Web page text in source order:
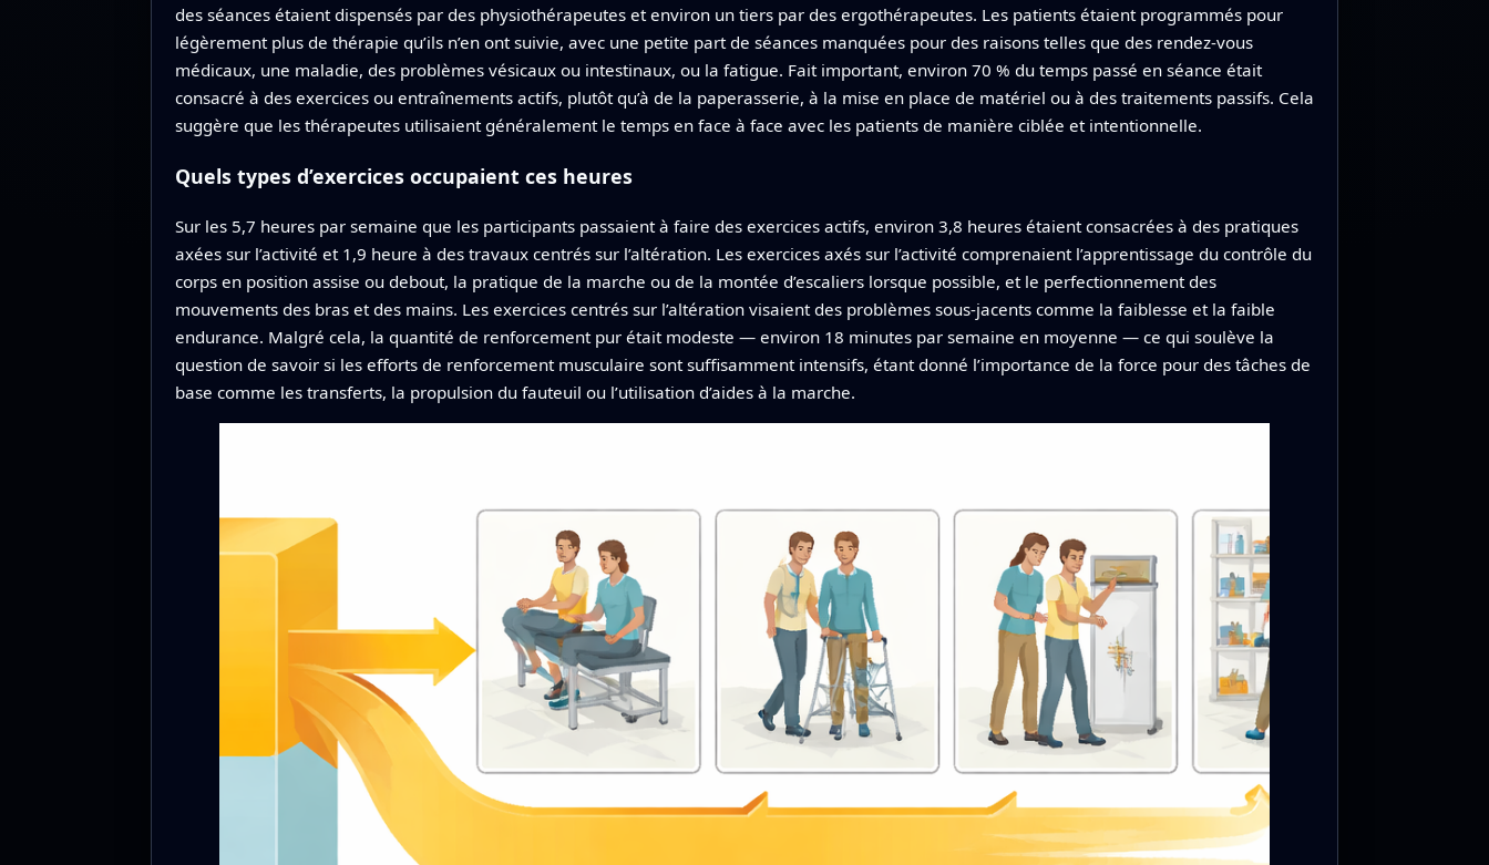
des séances étaient dispensés par des physiothérapeutes et environ un tiers par des ergothérapeutes. Les patients étaient programmés pour
légèrement plus de thérapie qu’ils n’en ont suivie, avec une petite part de séances manquées pour des raisons telles que des rendez‑vous
médicaux, une maladie, des problèmes vésicaux ou intestinaux, ou la fatigue. Fait important, environ 70 % du temps passé en séance était
consacré à des exercices ou entraînements actifs, plutôt qu’à de la paperasserie, à la mise en place de matériel ou à des traitements passifs. Cela
suggère que les thérapeutes utilisaient généralement le temps en face à face avec les patients de manière ciblée et intentionnelle.
Quels types d’exercices occupaient ces heures
Sur les 5,7 heures par semaine que les participants passaient à faire des exercices actifs, environ 3,8 heures étaient consacrées à des pratiques
axées sur l’activité et 1,9 heure à des travaux centrés sur l’altération. Les exercices axés sur l’activité comprenaient l’apprentissage du contrôle du
corps en position assise ou debout, la pratique de la marche ou de la montée d’escaliers lorsque possible, et le perfectionnement des
mouvements des bras et des mains. Les exercices centrés sur l’altération visaient des problèmes sous‑jacents comme la faiblesse et la faible
endurance. Malgré cela, la quantité de renforcement pur était modeste — environ 18 minutes par semaine en moyenne — ce qui soulève la
question de savoir si les efforts de renforcement musculaire sont suffisamment intensifs, étant donné l’importance de la force pour des tâches de
base comme les transferts, la propulsion du fauteuil ou l’utilisation d’aides à la marche.